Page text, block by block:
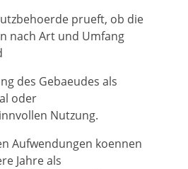
prueft, ob die
nach Art und Umfang
des Gebaeudes als
oder
Nutzung.
Aufwendungen koennen
Jahre als